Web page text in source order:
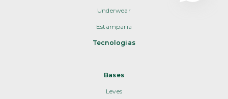
Underwear
Estamparia
Tecnologias
Bases
Leves